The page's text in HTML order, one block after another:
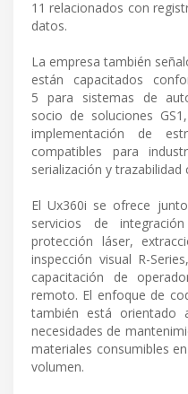
11 relacionados con
datos.
La empresa también
están capacitados
5 para sistemas de
socio de soluciones
implementación de
compatibles para
serialización y
El Ux360i se ofrece
servicios de
protección láser,
inspección visual R-
capacitación de
remoto. El enfoque de
también está orientado
necesidades de
materiales consumibles
volumen.